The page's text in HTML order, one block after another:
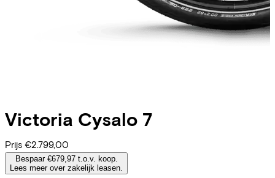
Victoria Cysalo 7
Prijs €2.799,00
Bespaar €679,97 t.o.v. koop.
Lees meer over zakelijk leasen.